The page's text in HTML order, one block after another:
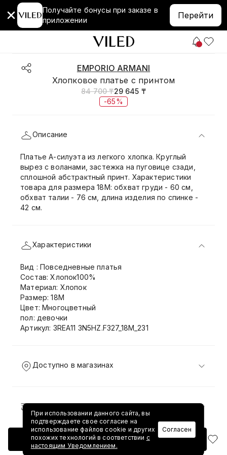
Получайте бонусы при заказе в
приложении
Перейти
EMPORIO ARMANI
Хлопковое платье с принтом
84 700 ₸29 645 ₸
-65%
Добавить в корзину
Описание
Платье А-силуэта из легкого хлопка. Круглый
вырез с воланами, застежка на пуговице сзади,
сплошной абстрактный принт. Характеристики
товара для размера 18М: обхват груди - 60 см,
обхват талии - 76 см, длина изделия по спинке -
42 см.
Характеристики
Вид : Повседневные платья
Состав: Хлопок100%
Материал: Хлопок
Размер: 18M
Цвет: Многоцветный
пол: девочки
Артикул: 3REA11 3N5HZ.F327_18M_231
Доступно в магазинах
Доставка и возврат
При использовании данного сайта, вы
подтверждаете свое согласие на
использование файлов cookie и других
похожих технологий в соответствии с
настоящим Уведомлением.
Согласен